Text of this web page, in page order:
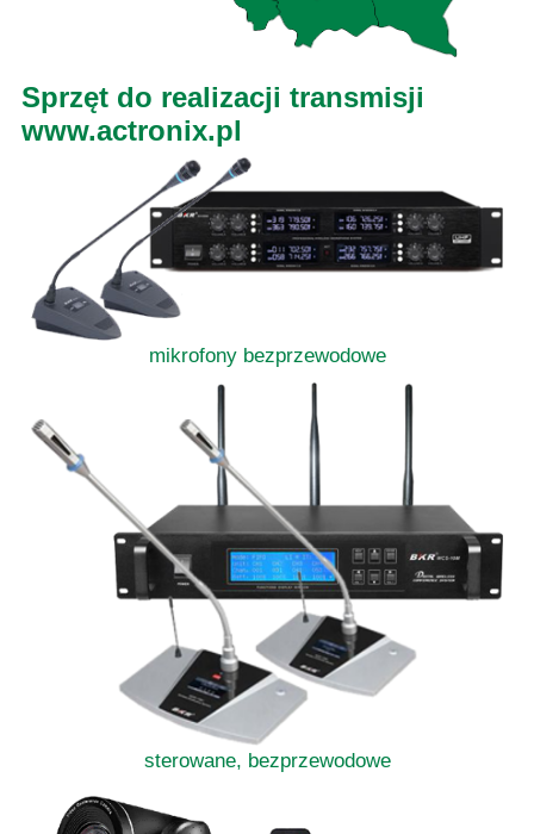
Sprzęt do realizacji transmisji
www.actronix.pl
mikrofony bezprzewodowe
sterowane, bezprzewodowe